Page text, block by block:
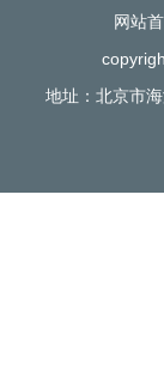
网站
地址：北京市